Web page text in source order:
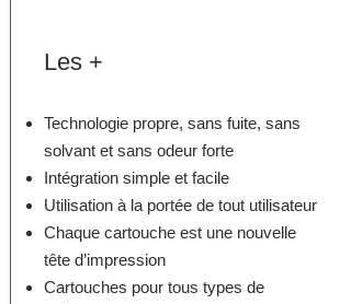
Les +
Technologie propre, sans fuite, sans
solvant et sans odeur forte
Intégration simple et facile
Utilisation à la portée de tout utilisateur
Chaque cartouche est une nouvelle
tête d’impression
Cartouches pour tous types de